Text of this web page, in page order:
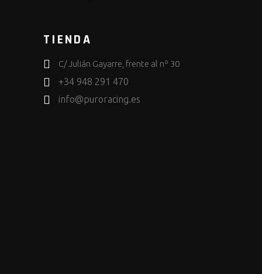
TIENDA
C/ Julián Gayarre, frente al nº 30
+34 948 291 470
info@puroracing.es